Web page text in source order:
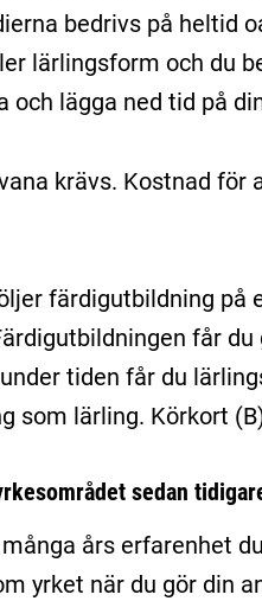
bedrivs på heltid
lärlingsform och du
och lägga ned tid på
krävs. Kostnad
färdigutbildning på
får
tiden får du
som lärling. Körkort
sedan
års erfarenhet
yrket när du gör din